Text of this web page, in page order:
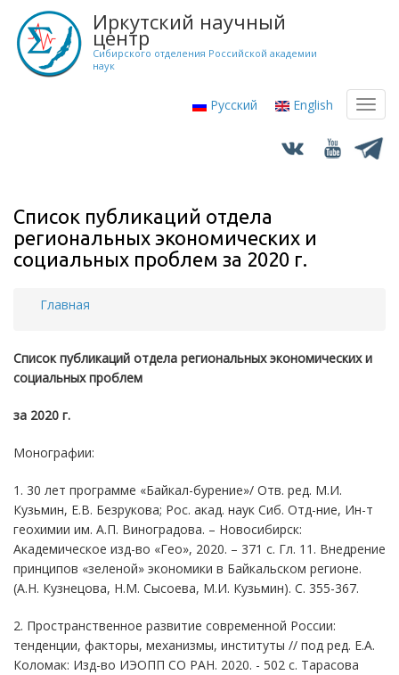
Перейти
основному
содержанию
Иркутский научный
центр
Сибирского отделения Российской академии
наук
Русский English
Список публикаций отдела
региональных экономических и
социальных проблем за 2020 г.
Главная
Список публикаций отдела региональных экономических и
социальных проблем
за 2020 г.
Монографии:
1. 30 лет программе «Байкал-бурение»/ Отв. ред. М.И.
Кузьмин, Е.В. Безрукова; Рос. акад. наук Сиб. Отд-ние, Ин-т
геохимии им. А.П. Виноградова. – Новосибирск:
Академическое изд-во «Гео», 2020. – 371 с. Гл. 11. Внедрение
принципов «зеленой» экономики в Байкальском регионе.
(А.Н. Кузнецова, Н.М. Сысоева, М.И. Кузьмин). С. 355-367.
2. Пространственное развитие современной России:
тенденции, факторы, механизмы, институты // под ред. Е.А.
Коломак: Изд-во ИЭОПП СО РАН. 2020. - 502 с. Тарасова